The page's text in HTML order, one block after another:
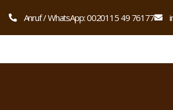
Anruf / WhatsApp: 0020115 49 76177